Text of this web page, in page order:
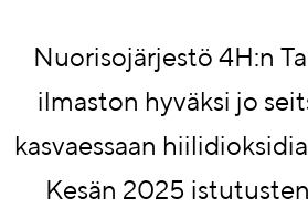
Nuorisojärjestö 4H:n
ilmaston hyväksi jo
kasvaessaan
Kesän 2025